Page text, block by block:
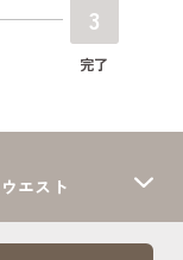
3
完了
エスト